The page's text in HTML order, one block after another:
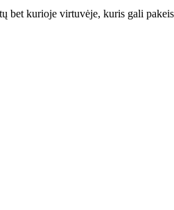
bet kurioje virtuvėje, kuris gali